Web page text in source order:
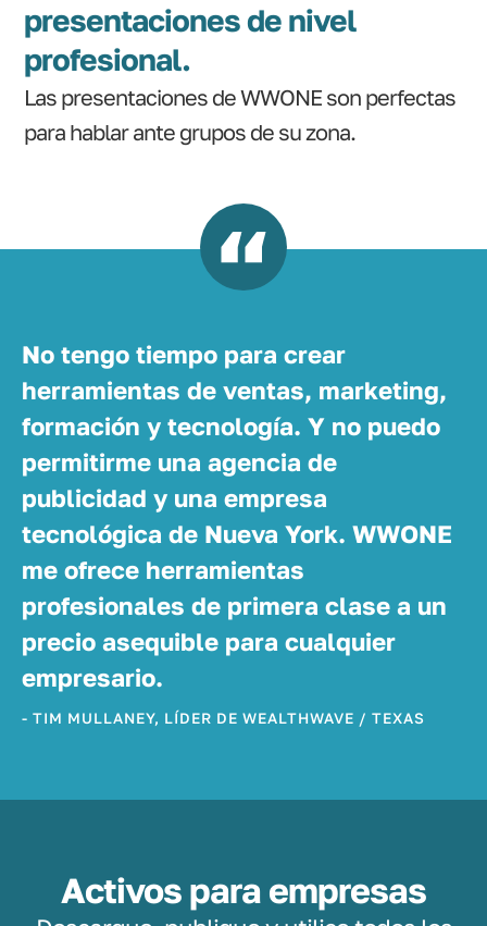
presentaciones de nivel
profesional.
Las presentaciones de WWONE son perfectas
para hablar ante grupos de su zona.
No tengo tiempo para crear
herramientas de ventas, marketing,
formación y tecnología. Y no puedo
permitirme una agencia de
publicidad y una empresa
tecnológica de Nueva York. WWONE
me ofrece herramientas
profesionales de primera clase a un
precio asequible para cualquier
empresario.
- TIM MULLANEY, LÍDER DE WEALTHWAVE / TEXAS
Activos para empresas